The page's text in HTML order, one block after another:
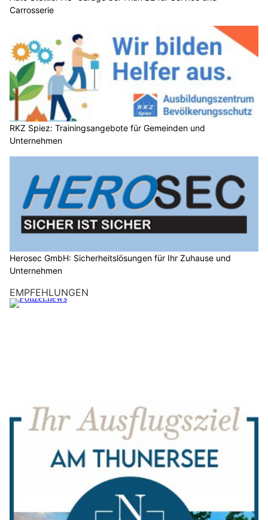
Carrosserie
RKZ Spiez: Trainingsangebote für Gemeinden und
Unternehmen
Herosec GmbH: Sicherheitslösungen für Ihr Zuhause und
Unternehmen
EMPFEHLUNGEN